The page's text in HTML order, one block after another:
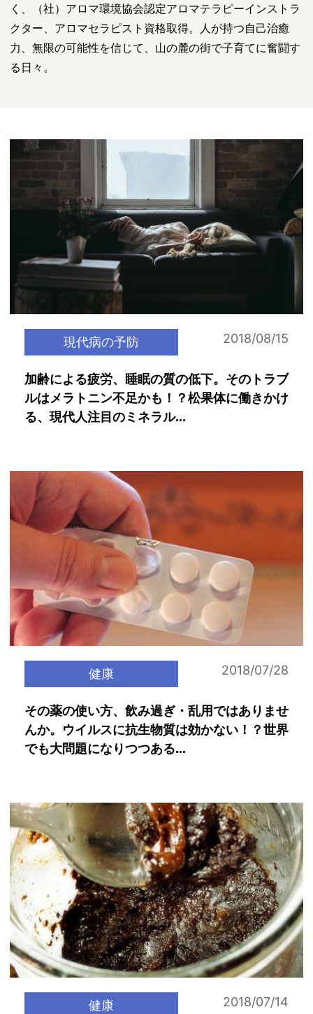
く、（社）アロマ環境協会認定アロマテラピーインストラ
クター、アロマセラピスト資格取得。人が持つ自己治癒
力、無限の可能性を信じて、山の麓の街で子育てに奮闘す
る日々。
現代病の予防 2018/08/15
加齢による疲労、睡眠の質の低下。そのトラブ
ルはメラトニン不足かも！？松果体に働きかけ
る、現代人注目のミネラル...
健康 2018/07/28
その薬の使い方、飲み過ぎ・乱用ではありませ
んか。ウイルスに抗生物質は効かない！？世界
でも大問題になりつつある...
健康 2018/07/14